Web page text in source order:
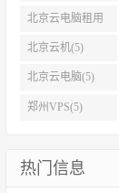
北京云电脑租用
(5)
北京云机(5)
北京云电脑(5)
郑州VPS(5)
热门信息